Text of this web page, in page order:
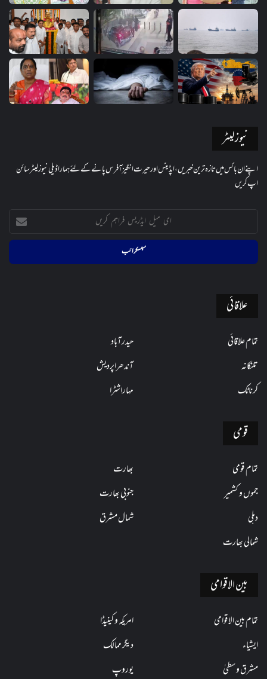
نیوز لیٹر
اپنے ان باکس میں تازہ ترین خبریں، اپڈیٹس اور حیرت انگیز آفرس پانے کے لئے ہمارا ڈیلی نیوز لیٹر سائن
اپ کریں
ایڈریس
کریں
علاقائی
تمام علاقائی
حیدرآباد
تلنگانہ
آندھراپردیش
کرناٹک
مہاراشٹرا
قومی
تمام قومی
بھارت
جموں و کشمیر
جنوبی بھارت
دہلی
شمال مشرق
شمالی بھارت
بین الاقوامی
تمام بین الاقوامی
امریکہ و کینیڈا
ایشیاء
دیگر ممالک
مشرق وسطیٰ
یوروپ